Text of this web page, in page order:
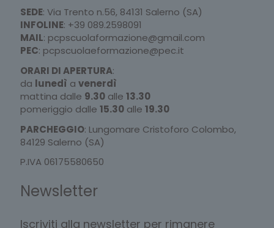
SEDE: Via Trento n.56, 84131 Salerno (SA)
INFOLINE: +39 089.2598091
MAIL: pcpscuolaformazione@gmail.com
PEC: pcpscuolaeformazione@pec.it
ORARI DI APERTURA:
da lunedì a venerdì
mattina dalle 9.30 alle 13.30
pomeriggio dalle 15.30 alle 19.30
PARCHEGGIO: Lungomare Cristoforo Colombo,
84129 Salerno (SA)
P.IVA 06175580650
Newsletter
Iscriviti alla newsletter per rimanere